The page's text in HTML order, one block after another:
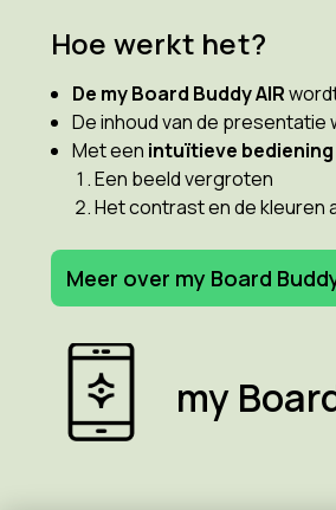
Hoe werkt het?
De my Board Buddy AIR
De inhoud van de presentatie
Met een intuïtieve bediening
Een beeld vergroten
Het contrast en de kleuren
Meer over my Board
my